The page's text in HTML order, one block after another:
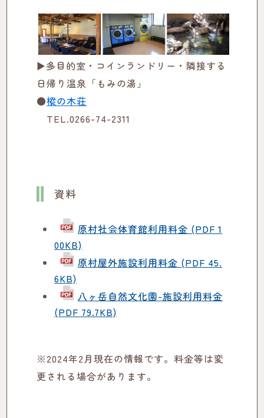
▶多目的室・コインランドリー・隣接する
日帰り温泉「もみの湯」
●樅の木荘
TEL.0266-74-2311
資料
原村社会体育館利用料金 (PDF 1
00KB)
原村屋外施設利用料金 (PDF 45.
6KB)
八ヶ岳自然文化園-施設利用料金
(PDF 79.7KB)
※2024年2月現在の情報です。料金等は変
更される場合があります。